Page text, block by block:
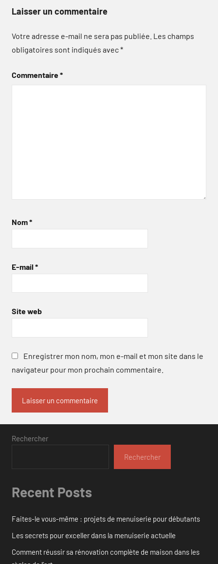
Laisser un commentaire
Votre adresse e-mail ne sera pas publiée. Les champs
obligatoires sont indiqués avec*
Commentaire*
Nom*
E-mail *
Site web
Enregistrer mon nom, mon e-mail et mon site dans le
navigateur pour mon prochain commentaire.
Rechercher
Rechercher
Recent Posts
Faites-le vous-même : projets de menuiserie pour débutants
Les secrets pour exceller dans la menuiserie actuelle
Comment réussir sa rénovation complète de maison dans les